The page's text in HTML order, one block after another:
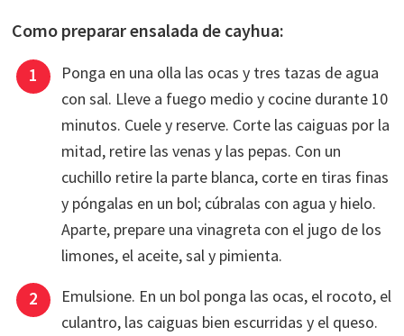
Como preparar ensalada de cayhua:
Ponga en una olla las ocas y tres tazas de agua
con sal. Lleve a fuego medio y cocine durante 10
minutos. Cuele y reserve. Corte las caiguas por la
mitad, retire las venas y las pepas. Con un
cuchillo retire la parte blanca, corte en tiras finas
y póngalas en un bol; cúbralas con agua y hielo.
Aparte, prepare una vinagreta con el jugo de los
limones, el aceite, sal y pimienta.
Emulsione. En un bol ponga las ocas, el rocoto, el
culantro, las caiguas bien escurridas y el queso.